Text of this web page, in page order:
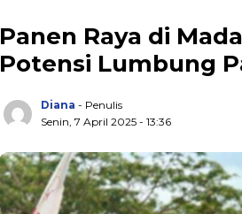
Panen Raya di
Potensi Lumbung
Diana - Penulis
Senin, 7 April 2025 - 13:36